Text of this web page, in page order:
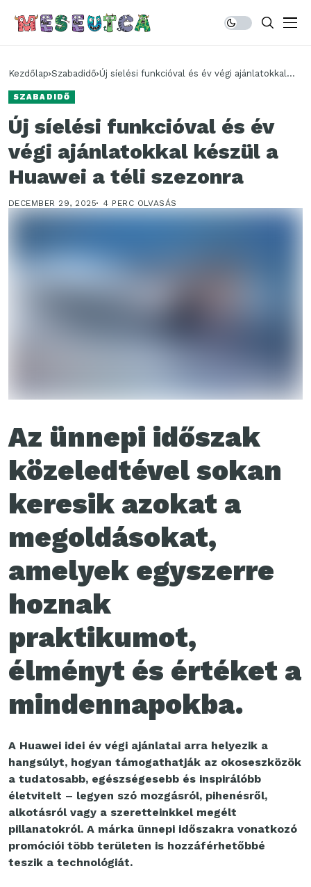
Kezdőlap Szabadidő Új síelési funkcióval és év végi ajánlatokkal
SZABADIDŐ
Új síelési funkcióval és év
végi ajánlatokkal készül a
Huawei a téli szezonra
DECEMBER 29, 2025 4 PERC OLVASÁS
Az ünnepi időszak
közeledtével sokan
keresik azokat a
megoldásokat,
amelyek egyszerre
hoznak
praktikumot,
élményt és értéket a
mindennapokba.
A Huawei idei év végi ajánlatai arra helyezik a
hangsúlyt, hogyan támogathatják az okoseszközök
a tudatosabb, egészségesebb és inspirálóbb
életvitelt – legyen szó mozgásról, pihenésről,
alkotásról vagy a szeretteinkkel megélt
pillanatokról. A márka ünnepi időszakra vonatkozó
promóciói több területen is hozzáférhetőbbé
teszik a technológiát.